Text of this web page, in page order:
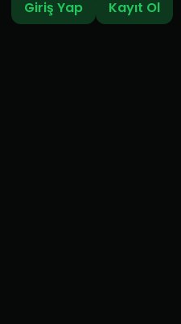
Giriş Yap
Kayıt Ol